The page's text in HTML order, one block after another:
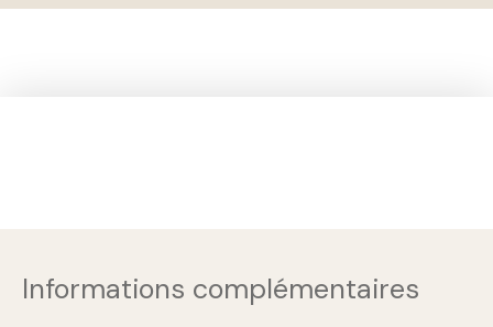
Informations complémentaires